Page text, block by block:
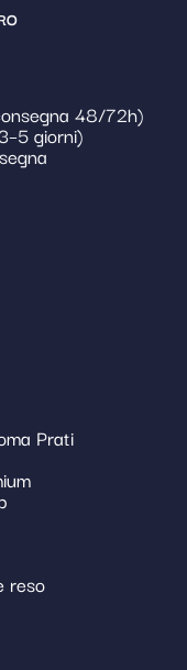
48/72h)
giorni)
Prati
reso